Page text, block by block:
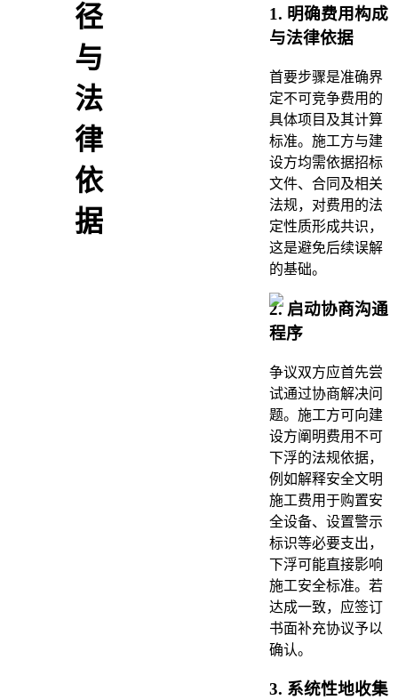
径
与
法
律
依
据
1. 明确费用构成
与法律依据
首要步骤是准确界
定不可竞争费用的
具体项目及其计算
标准。施工方与建
设方均需依据招标
文件、合同及相关
法规，对费用的法
定性质形成共识，
这是避免后续误解
的基础。
2. 启动协商沟通
程序
争议双方应首先尝
试通过协商解决问
题。施工方可向建
设方阐明费用不可
下浮的法规依据，
例如解释安全文明
施工费用于购置安
全设备、设置警示
标识等必要支出，
下浮可能直接影响
施工安全标准。若
达成一致，应签订
书面补充协议予以
确认。
3. 系统性地收集